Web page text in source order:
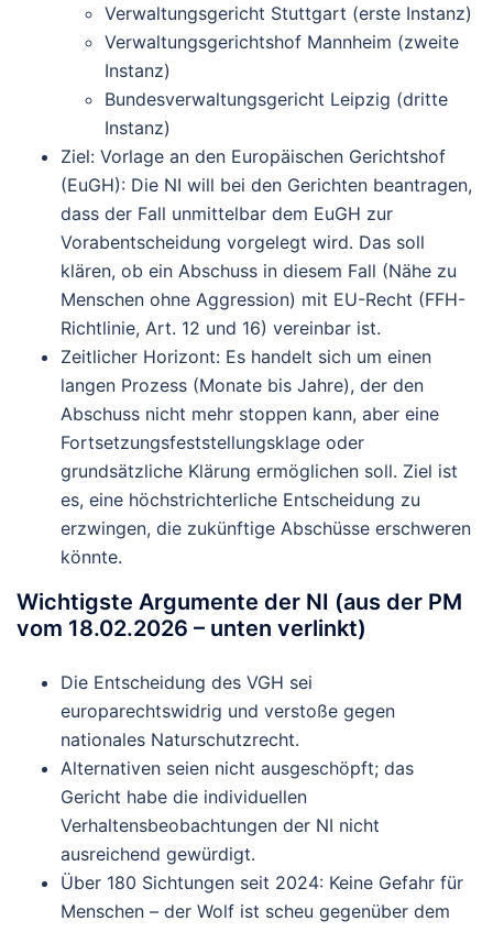
Verwaltungsgericht Stuttgart (erste Instanz)
Verwaltungsgerichtshof Mannheim (zweite
Instanz)
Bundesverwaltungsgericht Leipzig (dritte
Instanz)
Ziel: Vorlage an den Europäischen Gerichtshof
(EuGH): Die NI will bei den Gerichten beantragen,
dass der Fall unmittelbar dem EuGH zur
Vorabentscheidung vorgelegt wird. Das soll
klären, ob ein Abschuss in diesem Fall (Nähe zu
Menschen ohne Aggression) mit EU-Recht (FFH-
Richtlinie, Art. 12 und 16) vereinbar ist.
Zeitlicher Horizont: Es handelt sich um einen
langen Prozess (Monate bis Jahre), der den
Abschuss nicht mehr stoppen kann, aber eine
Fortsetzungsfeststellungsklage oder
grundsätzliche Klärung ermöglichen soll. Ziel ist
es, eine höchstrichterliche Entscheidung zu
erzwingen, die zukünftige Abschüsse erschweren
könnte.
Wichtigste Argumente der NI (aus der PM
vom 18.02.2026 – unten verlinkt)
Die Entscheidung des VGH sei
europarechtswidrig und verstoße gegen
nationales Naturschutzrecht.
Alternativen seien nicht ausgeschöpft; das
Gericht habe die individuellen
Verhaltensbeobachtungen der NI nicht
ausreichend gewürdigt.
Über 180 Sichtungen seit 2024: Keine Gefahr für
Menschen – der Wolf ist scheu gegenüber dem